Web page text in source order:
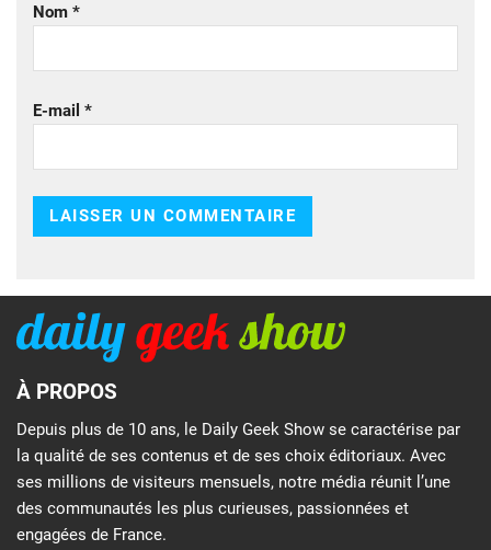
Nom *
E-mail *
À PROPOS
Depuis plus de 10 ans, le Daily Geek Show se caractérise par
la qualité de ses contenus et de ses choix éditoriaux. Avec
ses millions de visiteurs mensuels, notre média réunit l’une
des communautés les plus curieuses, passionnées et
engagées de France.